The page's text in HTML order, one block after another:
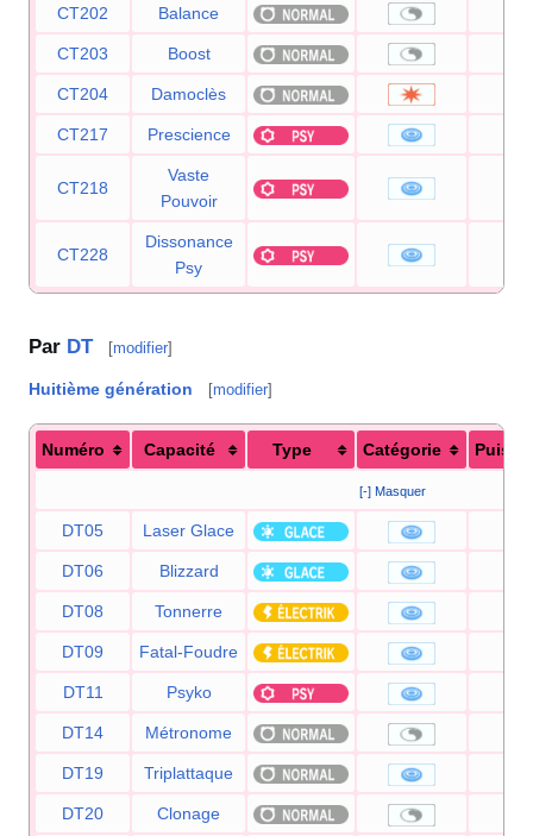
CT202 Balance
CT203 Boost
CT204 Damoclès
CT217 Prescience
CT218
Vaste
Pouvoir
CT228
Dissonance
Psy
Par DT [modifier]
Huitième génération [modifier]
Numéro Capacité Type Catégorie
[-] Masquer
DT05 Laser Glace
DT06 Blizzard
DT08 Tonnerre
DT09 Fatal-Foudre
DT11 Psyko
DT14 Métronome
DT19 Triplattaque
DT20 Clonage